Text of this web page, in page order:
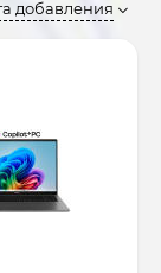
добавления